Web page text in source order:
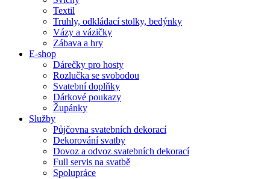
Textil
Truhly, odkládací stolky, bedýnky
Vázy a vázičky
Zábava a hry
E-shop
Dárečky pro hosty
Rozlučka se svobodou
Svatební doplňky
Dárkové poukazy
Župánky
Služby
Půjčovna svatebních dekorací
Dekorování svatby
Dovoz a odvoz svatebních dekorací
Full servis na svatbě
Spolupráce